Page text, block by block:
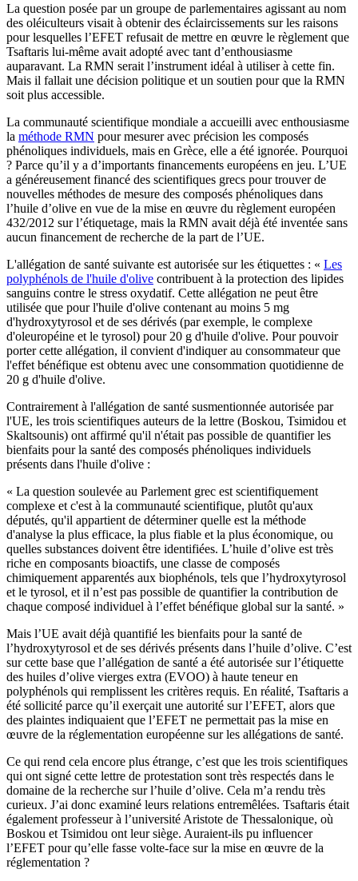
La question posée par un groupe de parlementaires agissant au nom
des oléiculteurs visait à obtenir des éclaircissements sur les raisons
pour lesquelles l’EFET refusait de mettre en œuvre le règlement que
Tsaftaris lui-même avait adopté avec tant d’enthousiasme
auparavant. La RMN serait l’instrument idéal à utiliser à cette fin.
Mais il fallait une décision politique et un soutien pour que la RMN
soit plus accessible.
La communauté scientifique mondiale a accueilli avec enthousiasme
la méthode RMN pour mesurer avec précision les composés
phénoliques individuels, mais en Grèce, elle a été ignorée. Pourquoi
? Parce qu’il y a d’importants financements européens en jeu. L’UE
a généreusement financé des scientifiques grecs pour trouver de
nouvelles méthodes de mesure des composés phénoliques dans
l’huile d’olive en vue de la mise en œuvre du règlement européen
432/2012 sur l’étiquetage, mais la RMN avait déjà été inventée sans
aucun financement de recherche de la part de l’UE.
L'allégation de santé suivante est autorisée sur les étiquettes : « Les
polyphénols de l'huile d'olive contribuent à la protection des lipides
sanguins contre le stress oxydatif. Cette allégation ne peut être
utilisée que pour l'huile d'olive contenant au moins 5 mg
d'hydroxytyrosol et de ses dérivés (par exemple, le complexe
d'oleuropéine et le tyrosol) pour 20 g d'huile d'olive. Pour pouvoir
porter cette allégation, il convient d'indiquer au consommateur que
l'effet bénéfique est obtenu avec une consommation quotidienne de
20 g d'huile d'olive.
Contrairement à l'allégation de santé susmentionnée autorisée par
l'UE, les trois scientifiques auteurs de la lettre (Boskou, Tsimidou et
Skaltsounis) ont affirmé qu'il n'était pas possible de quantifier les
bienfaits pour la santé des composés phénoliques individuels
présents dans l'huile d'olive :
« La question soulevée au Parlement grec est scientifiquement
complexe et c'est à la communauté scientifique, plutôt qu'aux
députés, qu'il appartient de déterminer quelle est la méthode
d'analyse la plus efficace, la plus fiable et la plus économique, ou
quelles substances doivent être identifiées. L’huile d’olive est très
riche en composants bioactifs, une classe de composés
chimiquement apparentés aux biophénols, tels que l’hydroxytyrosol
et le tyrosol, et il n’est pas possible de quantifier la contribution de
chaque composé individuel à l’effet bénéfique global sur la santé. »
Mais l’UE avait déjà quantifié les bienfaits pour la santé de
l’hydroxytyrosol et de ses dérivés présents dans l’huile d’olive. C’est
sur cette base que l’allégation de santé a été autorisée sur l’étiquette
des huiles d’olive vierges extra (EVOO) à haute teneur en
polyphénols qui remplissent les critères requis. En réalité, Tsaftaris a
été sollicité parce qu’il exerçait une autorité sur l’EFET, alors que
des plaintes indiquaient que l’EFET ne permettait pas la mise en
œuvre de la réglementation européenne sur les allégations de santé.
Ce qui rend cela encore plus étrange, c’est que les trois scientifiques
qui ont signé cette lettre de protestation sont très respectés dans le
domaine de la recherche sur l’huile d’olive. Cela m’a rendu très
curieux. J’ai donc examiné leurs relations entremêlées. Tsaftaris était
également professeur à l’université Aristote de Thessalonique, où
Boskou et Tsimidou ont leur siège. Auraient-ils pu influencer
l’EFET pour qu’elle fasse volte-face sur la mise en œuvre de la
réglementation ?